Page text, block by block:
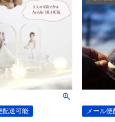
配送可能 メール便